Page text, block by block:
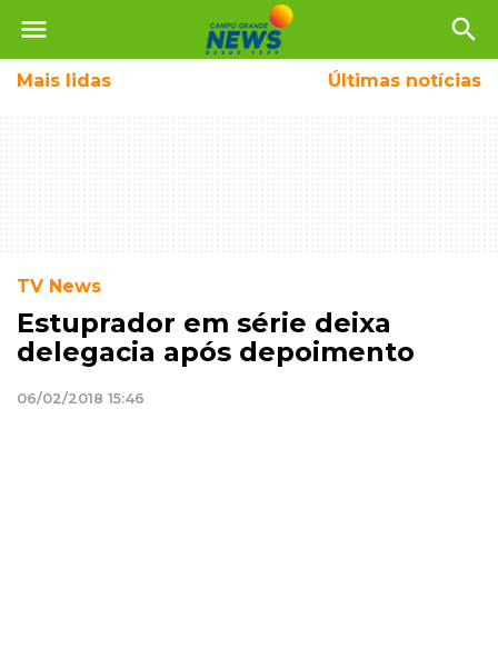
menu search
Mais lidas Últimas notícias
TV News
Estuprador em série deixa
delegacia após depoimento
06/02/2018 15:46